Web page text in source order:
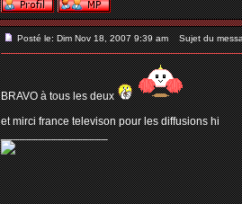
Posté le: Dim Nov 18, 2007 9:39 am Sujet du
BRAVO à tous les deux
et mirci france televison pour les diffusions hi
_________________